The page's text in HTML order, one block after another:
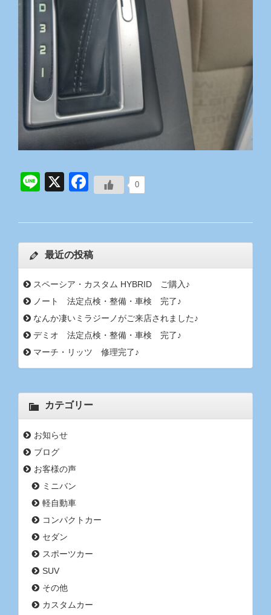
0
Line
X Facebook
最近の投稿
スペーシア・カスタム HYBRID ご購入♪
ノート 法定点検・整備・車検 完了♪
なんか凄いミラジーノがご来店されました♪
デミオ 法定点検・整備・車検 完了♪
マーチ・リッツ 修理完了♪
カテゴリー
お知らせ
ブログ
お客様の声
ミニバン
軽自動車
コンパクトカー
セダン
スポーツカー
SUV
その他
カスタムカー